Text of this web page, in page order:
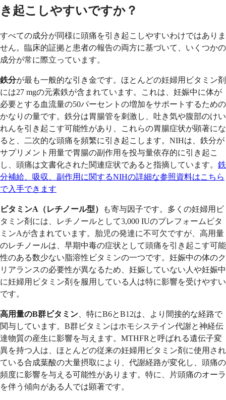
き起こしやすいですか？
すべての成分が同様に頭痛を引き起こしやすいわけではありま
せん。臨床的証拠と患者の報告の両方に基づいて、いくつかの
成分が常に際立っています。
鉄分が最も一般的な引き金です。ほとんどの妊婦用ビタミン剤
には27 mgの元素鉄が含まれています。これは、妊娠中に体が
必要とする血流量の50パーセントの増加をサポートするための
かなりの量です。鉄分は胃腸管を刺激し、吐き気や腹部のけい
れんを引き起こす可能性があり、これらの胃腸症状が顕著にな
ると、二次的な頭痛を頻繁に引き起こします。NIHは、鉄分が
サプリメント用量で胃腸の副作用を投与量依存的に引き起こ
し、頭痛は文書化された関連症状であると指摘しています。 鉄
分補給、吸収、副作用に関するNIHの詳細な参照資料はこちら
で入手できます
ビタミンA（レチノール型）
も寄与因子です。多くの妊婦用ビ
タミン剤には、レチノールとして3,000 IUのプレフォームビタ
ミンAが含まれています。胎児の発達に不可欠ですが、高用量
のレチノールは、早期中毒の症状として頭痛を引き起こす可能
性のある数少ない脂溶性ビタミンの一つです。妊娠中の体のク
リアランスの必要性が異なるため、妊娠していない人や妊娠中
に妊婦用ビタミン剤を服用している人は特に影響を受けやすい
です。
高用量のB群ビタミン 、特にB6とB12は、より間接的な経路で
関与しています。B群ビタミンはホモシステイン代謝と神経伝
達物質の産生に影響を与えます。MTHFRと呼ばれる遺伝子変
異を持つ人は、ほとんどの従来の妊婦用ビタミン剤に使用され
ている合成葉酸の大量摂取により、代謝経路が変化し、頭痛の
頻度に影響を与える可能性があります。特に、片頭痛のオーラ
を伴う傾向がある人では顕著です。